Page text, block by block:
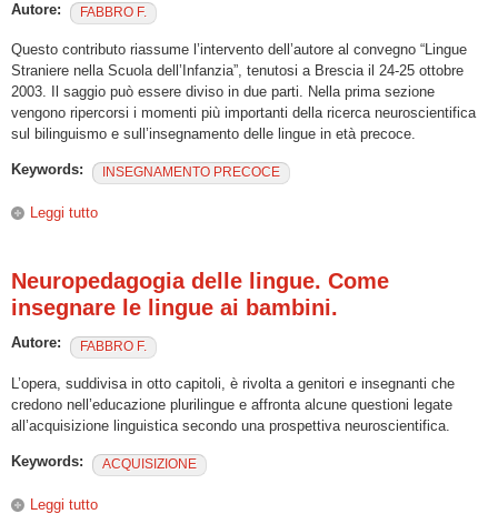
Autore: FABBRO F.
Questo contributo riassume l’intervento dell’autore al convegno “Lingue
Straniere nella Scuola dell’Infanzia”, tenutosi a Brescia il 24-25 ottobre
2003. Il saggio può essere diviso in due parti. Nella prima sezione
vengono ripercorsi i momenti più importanti della ricerca neuroscientifica
sul bilinguismo e sull’insegnamento delle lingue in età precoce.
Keywords: INSEGNAMENTO PRECOCE
Leggi tutto
Neuropedagogia delle lingue. Come
insegnare le lingue ai bambini.
Autore: FABBRO F.
L’opera, suddivisa in otto capitoli, è rivolta a genitori e insegnanti che
credono nell’educazione plurilingue e affronta alcune questioni legate
all’acquisizione linguistica secondo una prospettiva neuroscientifica.
Keywords: ACQUISIZIONE
Leggi tutto